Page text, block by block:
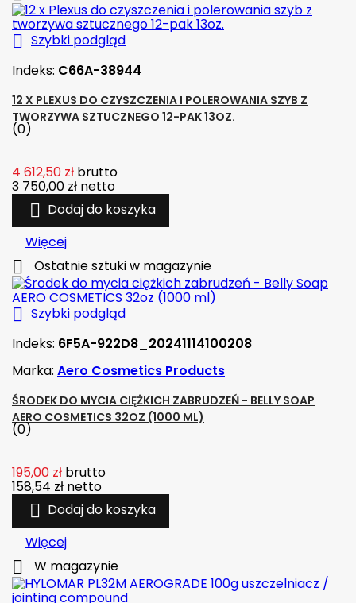
 Szybki podgląd
Indeks: C66A-38944
12 X PLEXUS DO CZYSZCZENIA I POLEROWANIA SZYB Z
TWORZYWA SZTUCZNEGO 12-PAK 13OZ.
(0)
4 612,50 zł brutto
3 750,00 zł netto
 Dodaj do koszyka
Więcej
 Ostatnie sztuki w magazynie
 Szybki podgląd
Indeks: 6F5A-922D8_20241114100208
Marka: Aero Cosmetics Products
ŚRODEK DO MYCIA CIĘŻKICH ZABRUDZEŃ - BELLY SOAP
AERO COSMETICS 32OZ (1000 ML)
(0)
195,00 zł brutto
158,54 zł netto
 Dodaj do koszyka
Więcej
 W magazynie